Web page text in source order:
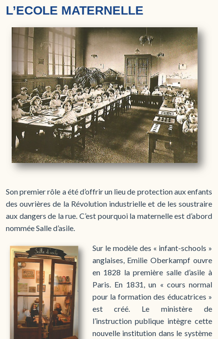
L’ECOLE MATERNELLE
Son premier rôle a été d’offrir un lieu de protection aux enfants
des ouvrières de la Révolution industrielle et de les soustraire
aux dangers de la rue. C’est pourquoi la maternelle est d’abord
nommée Salle d’asile.
Sur le modèle des « infant-schools »
anglaises, Emilie Oberkampf ouvre
en 1828 la première salle d’asile à
Paris. En 1831, un « cours normal
pour la formation des éducatrices »
est créé. Le ministère de
l’instruction publique intègre cette
nouvelle institution dans le système